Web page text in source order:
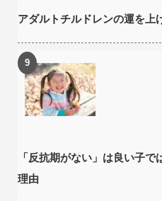
アダルトチルドレンの運を上
「反抗期がない」は良い子
理由